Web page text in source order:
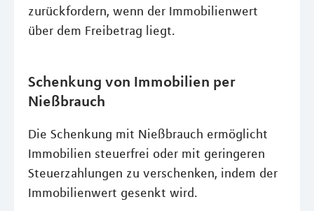
zurückfordern, wenn der Immobilienwert
über dem Freibetrag liegt.
Schenkung von Immobilien per
Nießbrauch
Die Schenkung mit Nießbrauch ermöglicht
Immobilien steuerfrei oder mit geringeren
Steuerzahlungen zu verschenken, indem der
Immobilienwert gesenkt wird.